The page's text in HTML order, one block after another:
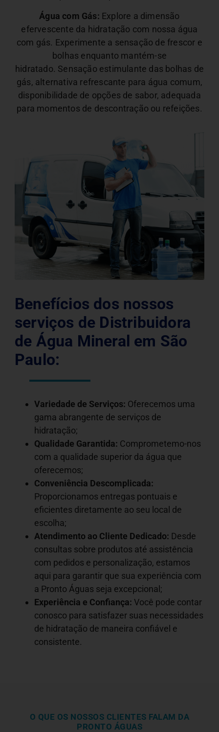
Água com Gás: Explore a dimensão
efervescente da hidratação com nossa água
com gás. Experimente a sensação de frescor e
bolhas enquanto mantém-se
hidratado. Sensação estimulante das bolhas de
gás, alternativa refrescante para água comum,
disponibilidade de opções de sabor, adequada
para momentos de descontração ou refeições.
Benefícios dos nossos
serviços de Distribuidora
de Água Mineral em São
Paulo:
Variedade de Serviços: Oferecemos uma
gama abrangente de serviços de
hidratação;
Qualidade Garantida: Comprometemo-nos
com a qualidade superior da água que
oferecemos;
Conveniência Descomplicada:
Proporcionamos entregas pontuais e
eficientes diretamente ao seu local de
escolha;
Atendimento ao Cliente Dedicado: Desde
consultas sobre produtos até assistência
com pedidos e personalização, estamos
aqui para garantir que sua experiência com
a Pronto Águas seja excepcional;
Experiência e Confiança: Você pode contar
conosco para satisfazer suas necessidades
de hidratação de maneira confiável e
consistente.
O QUE OS NOSSOS CLIENTES FALAM DA
PRONTO ÁGUAS